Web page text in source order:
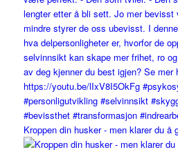
Kroppen din husker - men klarer du å